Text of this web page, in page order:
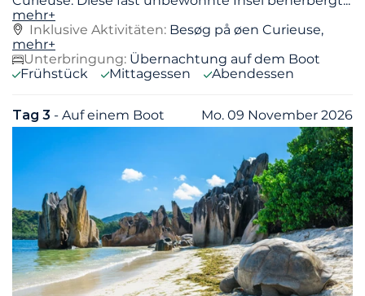
mehr+
Inklusive Aktivitäten: Besøg på øen Curieuse,
mehr+
Unterbringung: Übernachtung auf dem Boot
Frühstück
Mittagessen Abendessen
Tag 3 - Auf einem Boot Mo. 09 November 2026